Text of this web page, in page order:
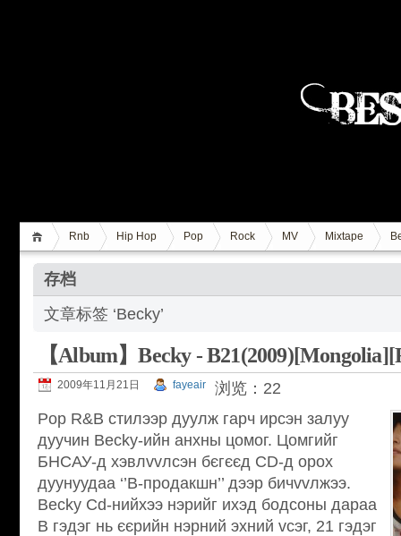
Rnb Hip Hop Pop Rock MV Mixtape
存档
文章标签 ‘Becky’
【Album】Becky -
2009年11月21日 fayeair
浏览：22
Pop R&B стилээр дуулж гарч ирсэн залуу
дуучин Becky-ийн анхны цомог. Цомгийг
БНСАУ-д хэвлvvлсэн бєгєєд CD-д орох
дуунуудаа ‘’B-продакшн’’ дээр бичvvлжээ.
Becky Cd-нийхээ нэрийг ихэд бодсоны дараа
B гэдэг нь єєрийн нэрний эхний vсэг, 21 гэдэг